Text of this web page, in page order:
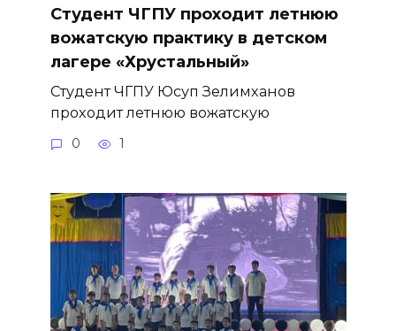
Студент ЧГПУ проходит летнюю
вожатскую практику в детском
лагере «Хрустальный»
Студент ЧГПУ Юсуп Зелимханов
проходит летнюю вожатскую
0 1